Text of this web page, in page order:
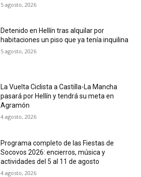
5 agosto, 2026
Detenido en Hellín tras alquilar por
habitaciones un piso que ya tenía inquilina
5 agosto, 2026
La Vuelta Ciclista a Castilla-La Mancha
pasará por Hellín y tendrá su meta en
Agramón
4 agosto, 2026
Programa completo de las Fiestas de
Socovos 2026: encierros, música y
actividades del 5 al 11 de agosto
4 agosto, 2026